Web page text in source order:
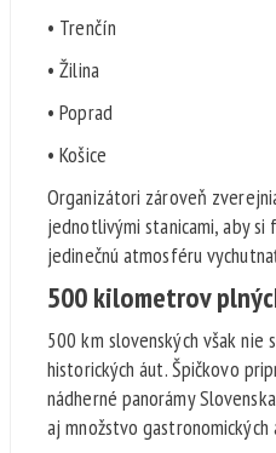
• Trenčín
• Žilina
• Poprad
• Košice
Organizátori zároveň
jednotlivými stanicami, aby
jedinečnú atmosféru
500 kilometrov
500 km slovenských však nie
historických áut. Špičkovo
nádherné panorámy
aj množstvo